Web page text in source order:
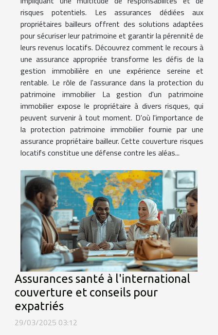
risques potentiels. Les assurances dédiées aux
propriétaires bailleurs offrent des solutions adaptées
pour sécuriser leur patrimoine et garantir la pérennité de
leurs revenus locatifs. Découvrez comment le recours à
une assurance appropriée transforme les défis de la
gestion immobilière en une expérience sereine et
rentable. Le rôle de l'assurance dans la protection du
patrimoine immobilier La gestion d'un patrimoine
immobilier expose le propriétaire à divers risques, qui
peuvent survenir à tout moment. D'où l'importance de
la protection patrimoine immobilier fournie par une
assurance propriétaire bailleur. Cette couverture risques
locatifs constitue une défense contre les aléas...
Assurances santé à l'international
couverture et conseils pour
expatriés
29/03/2025 03:12